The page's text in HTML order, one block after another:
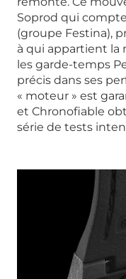
Soprod qui
(groupe Festina),
à qui appartient la
les garde-temps
précis dans ses
« moteur » est
et Chronofiable
série de tests